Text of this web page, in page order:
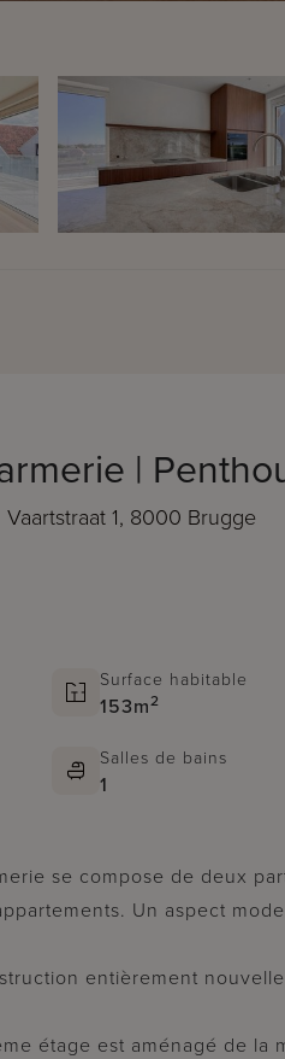
|
Vaartstraat 1, 8000 Brugge
Surface habitable
153m2
Salles de bains
1
Un aspect
entièrement nouvelle
étage est aménagé de la